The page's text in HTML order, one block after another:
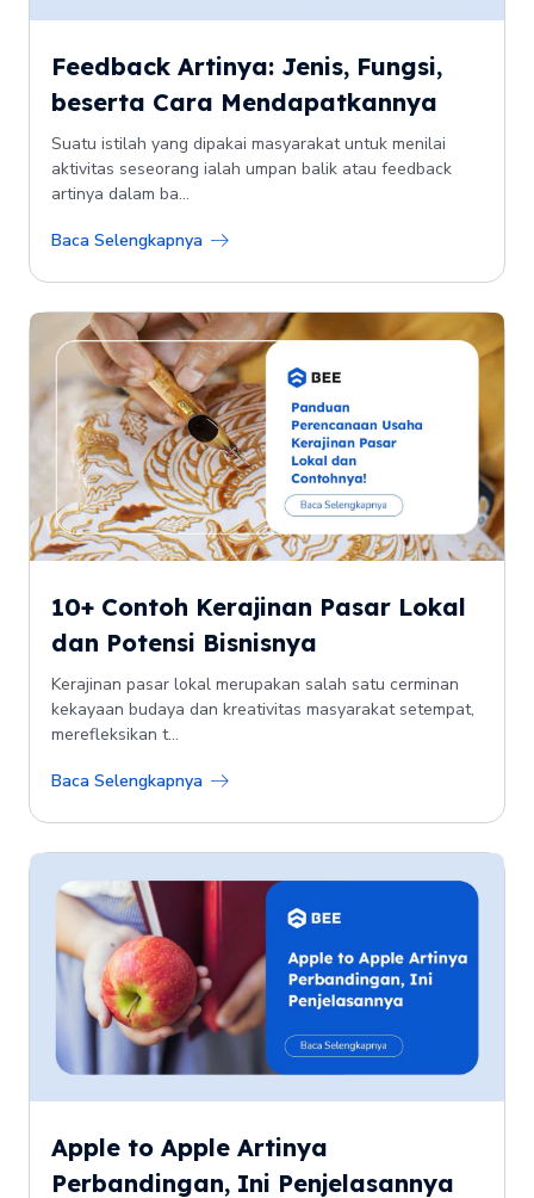
Feedback Artinya: Jenis, Fungsi,
beserta Cara Mendapatkannya
Suatu istilah yang dipakai masyarakat untuk menilai
aktivitas seseorang ialah umpan balik atau feedback
artinya dalam ba...
Baca Selengkapnya
10+ Contoh Kerajinan Pasar Lokal
dan Potensi Bisnisnya
Kerajinan pasar lokal merupakan salah satu cerminan
kekayaan budaya dan kreativitas masyarakat setempat,
merefleksikan t...
Baca Selengkapnya
Apple to Apple Artinya
Perbandingan, Ini Penjelasannya